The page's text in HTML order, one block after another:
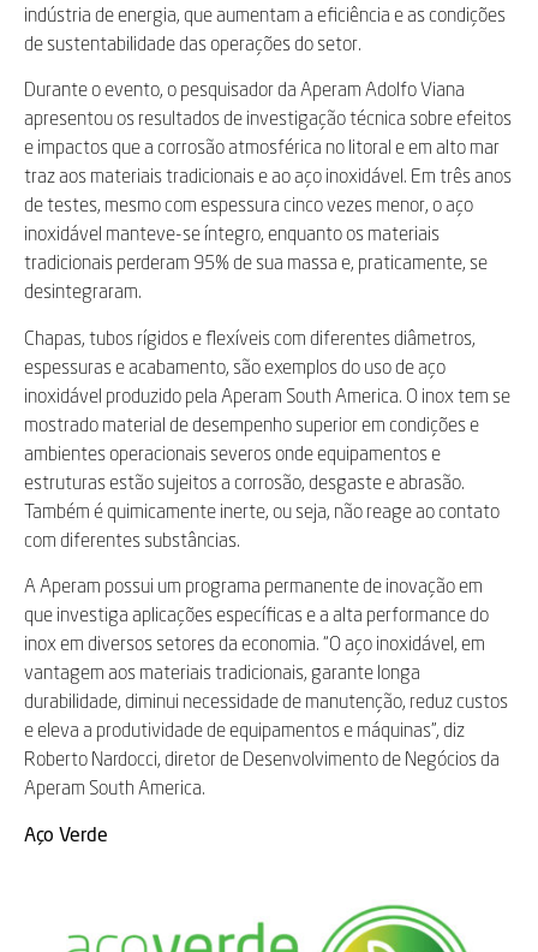
indústria de energia, que aumentam a eficiência e as condições
de sustentabilidade das operações do setor.
Durante o evento, o pesquisador da Aperam Adolfo Viana
apresentou os resultados de investigação técnica sobre efeitos
e impactos que a corrosão atmosférica no litoral e em alto mar
traz aos materiais tradicionais e ao aço inoxidável. Em três anos
de testes, mesmo com espessura cinco vezes menor, o aço
inoxidável manteve-se íntegro, enquanto os materiais
tradicionais perderam 95% de sua massa e, praticamente, se
desintegraram.
Chapas, tubos rígidos e flexíveis com diferentes diâmetros,
espessuras e acabamento, são exemplos do uso de aço
inoxidável produzido pela Aperam South America. O inox tem se
mostrado material de desempenho superior em condições e
ambientes operacionais severos onde equipamentos e
estruturas estão sujeitos a corrosão, desgaste e abrasão.
Também é quimicamente inerte, ou seja, não reage ao contato
com diferentes substâncias.
A Aperam possui um programa permanente de inovação em
que investiga aplicações específicas e a alta performance do
inox em diversos setores da economia. “O aço inoxidável, em
vantagem aos materiais tradicionais, garante longa
durabilidade, diminui necessidade de manutenção, reduz custos
e eleva a produtividade de equipamentos e máquinas”, diz
Roberto Nardocci, diretor de Desenvolvimento de Negócios da
Aperam South America.
Aço Verde